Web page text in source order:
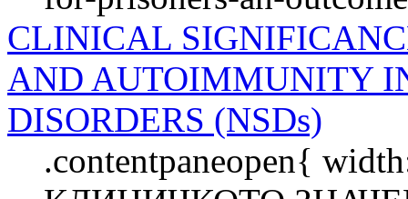
CLINICAL
AND AUTOIMMUNITY
DISORDERS (NSDs)
.contentpaneopen{